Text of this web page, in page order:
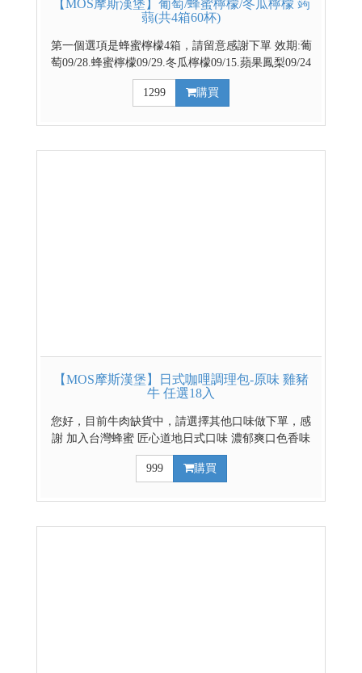
【MOS摩斯漢堡】葡萄/蜂蜜檸檬/冬瓜檸檬 蒟
蒻(共4箱60杯)
第一個選項是蜂蜜檸檬4箱，請留意感謝下單 效期:葡
萄09/28.蜂蜜檸檬09/29.冬瓜檸檬09/15.蘋果鳳梨09/24
官方網路商城 部分優惠與門市不同步，請依賣場實際
公告優惠為主 台灣代表著名水果 餐後解膩好幫手 越
1299 購買
【MOS摩斯漢堡】日式咖哩調理包-原味 雞豬
牛 任選18入
您好，目前牛肉缺貨中，請選擇其他口味做下單，感
謝 加入台灣蜂蜜 匠心道地日式口味 濃郁爽口色香味
俱全 豐富的餡料超滿足 雞豬牛三種選擇 輕鬆煮出好
料理 日式辣味咖哩請點這裡 日式原味混搭辣味咖哩請
999 購買